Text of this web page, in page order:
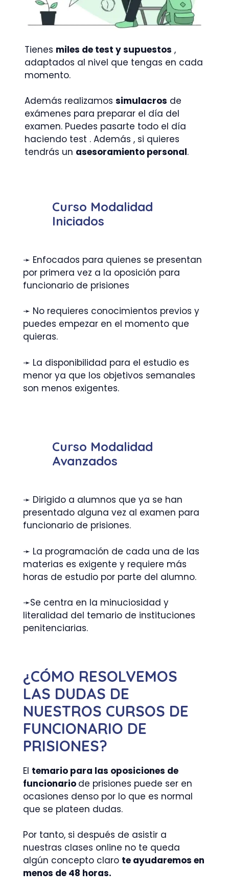
Tienes miles de test y supuestos ,
adaptados al nivel que tengas en cada
momento.
Además realizamossimulacros de
exámenes para preparar el día del
examen. Puedes pasarte todo el día
haciendo test . Además , si quieres
tendrás un asesoramiento personal.
Curso Modalidad
Iniciados
➛ Enfocados para quienes se presentan
por primera vez a la oposición para
funcionario de prisiones
➛ No requieres conocimientos previos y
puedes empezar en el momento que
quieras.
➛ La disponibilidad para el estudio es
menor ya que los objetivos semanales
son menos exigentes.
Curso Modalidad
Avanzados
➛ Dirigido a alumnos que ya se han
presentado alguna vez al examen para
funcionario de prisiones.
➛ La programación de cada una de las
materias es exigente y requiere más
horas de estudio por parte del alumno.
➛Se centra en la minuciosidad y
literalidad del temario de instituciones
penitenciarias.
¿CÓMO RESOLVEMOS
LAS DUDAS DE
NUESTROS CURSOS DE
FUNCIONARIO DE
PRISIONES?
El temario para las oposiciones de
funcionario de prisiones puede ser en
ocasiones denso por lo que es normal
que se plateen dudas.
Por tanto, si después de asistir a
nuestras clases online no te queda
algún concepto claro te ayudaremos en
menos de 48 horas.